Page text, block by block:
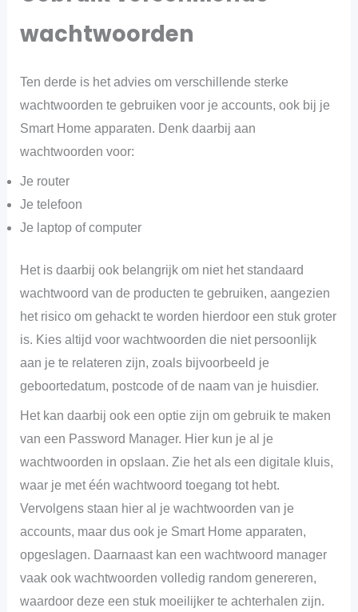
wachtwoorden
Ten derde is het advies om verschillende sterke
wachtwoorden te gebruiken voor je accounts, ook bij je
Smart Home apparaten. Denk daarbij aan
wachtwoorden voor:
Je router
Je telefoon
Je laptop of computer
Het is daarbij ook belangrijk om niet het standaard
wachtwoord van de producten te gebruiken, aangezien
het risico om gehackt te worden hierdoor een stuk groter
is. Kies altijd voor wachtwoorden die niet persoonlijk
aan je te relateren zijn, zoals bijvoorbeeld je
geboortedatum, postcode of de naam van je huisdier.
Het kan daarbij ook een optie zijn om gebruik te maken
van een Password Manager. Hier kun je al je
wachtwoorden in opslaan. Zie het als een digitale kluis,
waar je met één wachtwoord toegang tot hebt.
Vervolgens staan hier al je wachtwoorden van je
accounts, maar dus ook je Smart Home apparaten,
opgeslagen. Daarnaast kan een wachtwoord manager
vaak ook wachtwoorden volledig random genereren,
waardoor deze een stuk moeilijker te achterhalen zijn.